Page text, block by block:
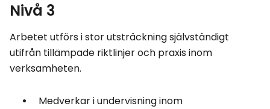
Nivå 3
Arbetet utförs i stor utsträckning självständigt
utifrån tillämpade riktlinjer och praxis inom
verksamheten.
Medverkar i undervisning inom